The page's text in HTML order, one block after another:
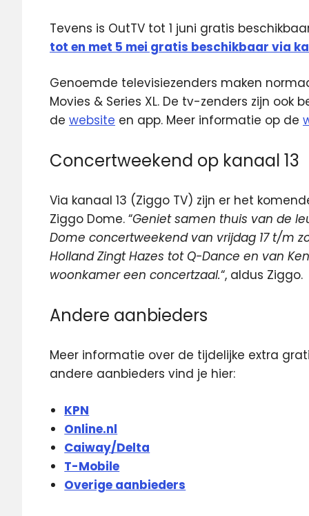
Tevens is OutTV tot 1 juni gratis
tot en met 5 mei gratis beschikbaar via
Genoemde televisiezenders maken
Movies & Series XL. De tv-zenders zijn
de website en app. Meer informatie op de
Concertweekend op kanaal 13
Via kanaal 13 (Ziggo TV) zijn er het
Ziggo Dome. “Geniet samen thuis van de
Dome concertweekend van vrijdag 17 t/m
Holland Zingt Hazes tot Q-Dance en van
woonkamer een concertzaal.“, aldus Ziggo.
Andere aanbieders
Meer informatie over de tijdelijke extra
andere aanbieders vind je hier:
KPN
Online.nl
Caiway/Delta
T-Mobile
Overige aanbieders